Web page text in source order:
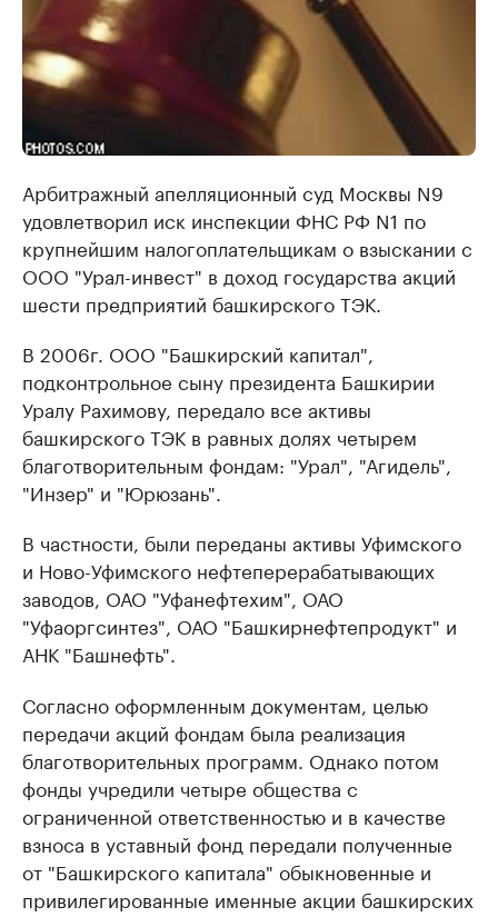
Арбитражный апелляционный суд Москвы N9
удовлетворил иск инспекции ФНС РФ N1 по
крупнейшим налогоплательщикам о взыскании с
ООО "Урал-инвест" в доход государства акций
шести предприятий башкирского ТЭК.
В 2006г. ООО "Башкирский капитал",
подконтрольное сыну президента Башкирии
Уралу Рахимову, передало все активы
башкирского ТЭК в равных долях четырем
благотворительным фондам: "Урал", "Агидель",
"Инзер" и "Юрюзань".
В частности, были переданы активы Уфимского
и Ново-Уфимского нефтеперерабатывающих
заводов, ОАО "Уфанефтехим", ОАО
"Уфаоргсинтез", ОАО "Башкирнефтепродукт" и
АНК "Башнефть".
Согласно оформленным документам, целью
передачи акций фондам была реализация
благотворительных программ. Однако потом
фонды учредили четыре общества с
ограниченной ответственностью и в качестве
взноса в уставный фонд передали полученные
от "Башкирского капитала" обыкновенные и
привилегированные именные акции башкирских